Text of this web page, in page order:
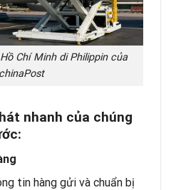
Chí Minh di Philippin của
nhanh của chúng
tin hàng gửi và chuẩn bị